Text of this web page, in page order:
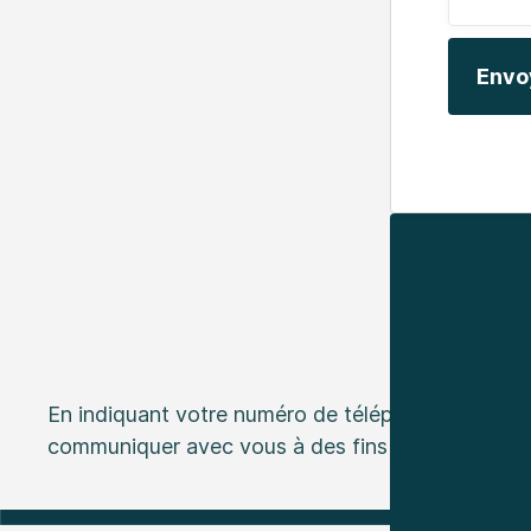
En indiquant votre numéro de téléphone ou
communiquer avec vous à des fins de marketing.